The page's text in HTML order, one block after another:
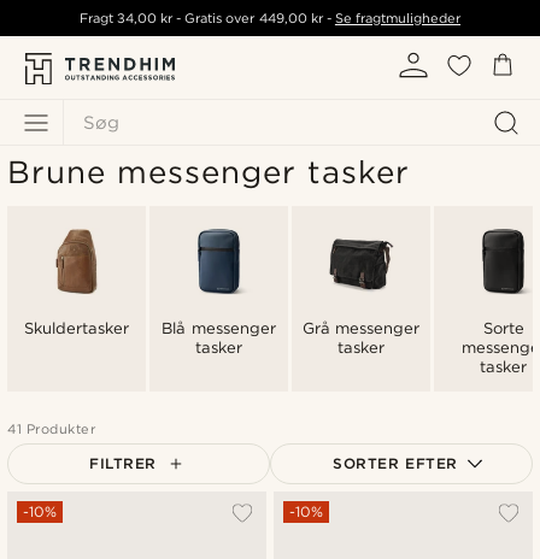
Søg
Fragt34,00 kr - Gratis over 449,00 kr- Se fragtmuligheder
Brune messenger tasker
Skuldertasker
Blå messenger
tasker
Grå messenger
tasker
Sorte
tasker
41 Produkter
FILTRER SORTER EFTER
Mest populære
-10% -10%